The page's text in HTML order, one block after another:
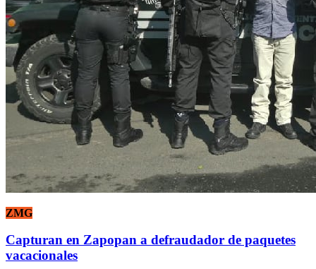
ZMG
Capturan en Zapopan a defraudador de paquetes
vacacionales